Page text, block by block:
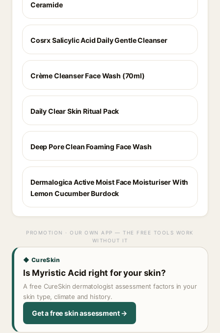
Ceramide
Cosrx Salicylic Acid Daily Gentle Cleanser
Crème Cleanser Face Wash (70ml)
Daily Clear Skin Ritual Pack
Deep Pore Clean Foaming Face Wash
Dermalogica Active Moist Face Moisturiser With
Lemon Cucumber Burdock
PROMOTION · OUR OWN APP — THE FREE TOOLS WORK
WITHOUT IT
◆ CureSkin
Is Myristic Acid right for your skin?
A free CureSkin dermatologist assessment factors in your
skin type, climate and history.
Get a free skin assessment →